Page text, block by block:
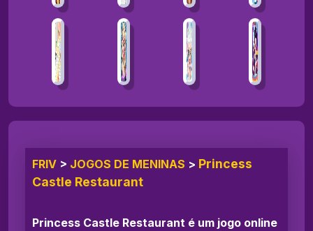
FRIV > JOGOS DE MENINAS > Princess
Castle Restaurant
Princess Castle Restaurant é um jogo online